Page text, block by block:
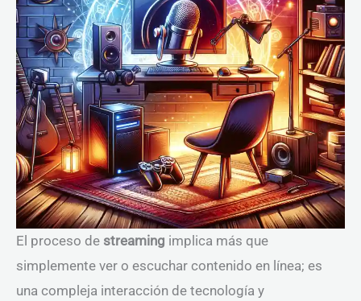
El proceso de streaming implica más que
simplemente ver o escuchar contenido en línea; es
una compleja interacción de tecnología y